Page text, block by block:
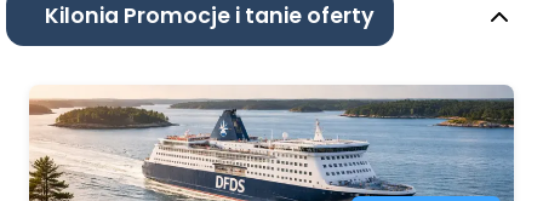
Kilonia Promocje i tanie oferty